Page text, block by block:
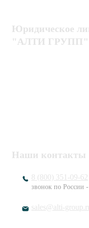
Юридическое
"АЛТИ ГРУПП"
Наши контакты
8 (800) 351-09-62
звонок по России
sales@alti-